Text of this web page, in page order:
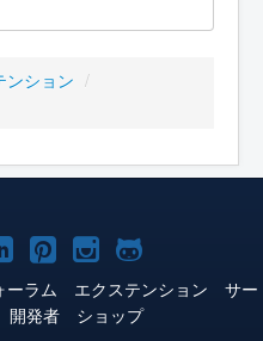
ンション /
Joomla!
LinkedIn
Joomla!
Pinterest
Joomla!
Instagram
Joomla!
GitHub
ーラム エクステンション
サー
開発者
ショップ